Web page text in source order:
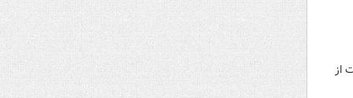
از